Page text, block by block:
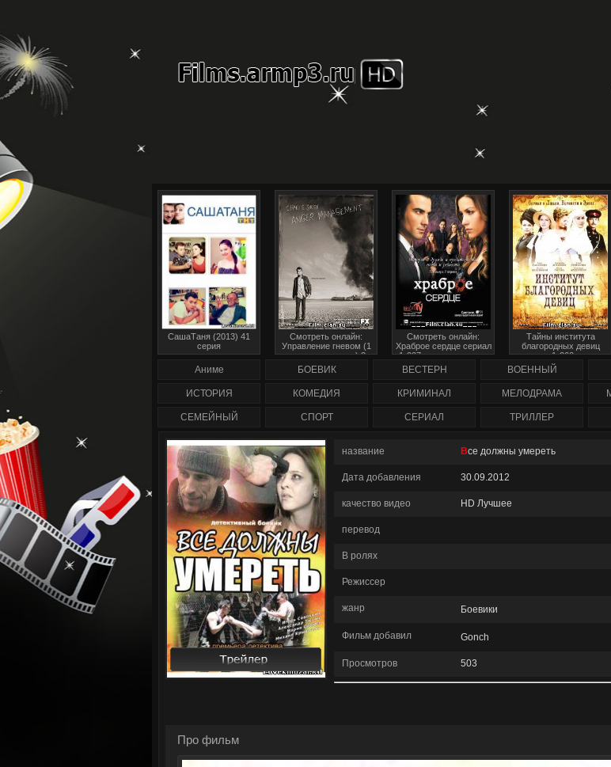
название Все должны умереть
Дата добавления 30.09.2012
качество видео HD Лучшее
перевод
В ролях
Режиссер
жанр Боевики
Фильм добавил Gonch
Просмотров 503
Про фильм
Смотреть онлайн: Управление
Аниме БОЕВИК ВЕСТЕРН ВОЕННЫЙ
ИСТОРИЯ КОМЕДИЯ КРИМИНАЛ МЕЛОДРАМА
СЕМЕЙНЫЙ СПОРТ СЕРИАЛ ТРИЛЛЕР
СашаТаня (2013) 41
серия
Смотреть онлайн:
Управление гневом (1
сезон полностью) 2
сезон (1-47 серия)
сериал смотреть онлайн
Смотреть онлайн:
Храброе сердце сериал
1-207 серия смотреть
онлайн / Corazón valiente
Тайны института
благородных девиц
сериал 1-260 серия
смотреть онлайн (2013)